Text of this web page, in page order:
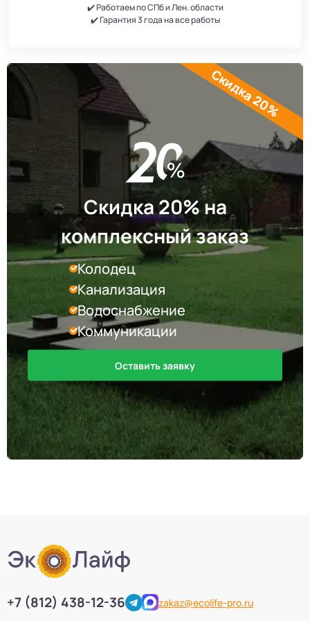
✔️ Работаем по СПб и Лен. области
✔️ Гарантия 3 года на все работы
Скидка 20% на
комплексный заказ
Колодец
Канализация
Водоснабжение
Коммуникации
Оставить заявку
Скидка 20%
+7 (812) 438-12-36
zakaz@ecolife-pro.ru